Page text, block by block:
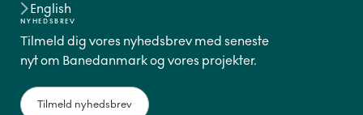
English
NYHEDSBREV
Tilmeld dig vores nyhedsbrev med seneste
nyt om Banedanmark og vores projekter.
Tilmeld nyhedsbrev